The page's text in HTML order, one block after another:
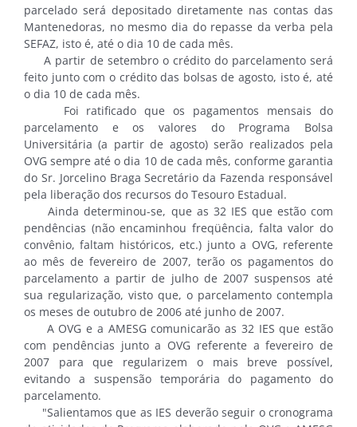
parcelado será depositado diretamente nas contas das
Mantenedoras, no mesmo dia do repasse da verba pela
SEFAZ, isto é, até o dia 10 de cada mês.
A partir de setembro o crédito do parcelamento será
feito junto com o crédito das bolsas de agosto, isto é, até
o dia 10 de cada mês.
Foi ratificado que os pagamentos mensais do
parcelamento e os valores do Programa Bolsa
Universitária (a partir de agosto) serão realizados pela
OVG sempre até o dia 10 de cada mês, conforme garantia
do Sr. Jorcelino Braga Secretário da Fazenda responsável
pela liberação dos recursos do Tesouro Estadual.
Ainda determinou-se, que as 32 IES que estão com
pendências (não encaminhou freqüência, falta valor do
convênio, faltam históricos, etc.) junto a OVG, referente
ao mês de fevereiro de 2007, terão os pagamentos do
parcelamento a partir de julho de 2007 suspensos até
sua regularização, visto que, o parcelamento contempla
os meses de outubro de 2006 até junho de 2007.
A OVG e a AMESG comunicarão as 32 IES que estão
com pendências junto a OVG referente a fevereiro de
2007 para que regularizem o mais breve possível,
evitando a suspensão temporária do pagamento do
parcelamento.
"Salientamos que as IES deverão seguir o cronograma